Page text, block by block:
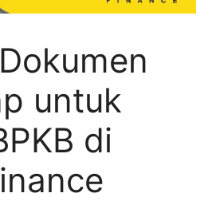
untuk
di